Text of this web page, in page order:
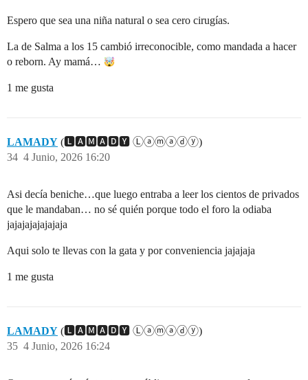
Espero que sea una niña natural o sea cero cirugías.
La de Salma a los 15 cambió irreconocible, como mandada a hacer
o reborn. Ay mamá…
1 me gusta
LAMADY (🅻🅰🅼🅰🅳🆈 Ⓛⓐⓜⓐⓓⓨ)
4 Junio, 2026 16:20
34
Asi decía beniche…que luego entraba a leer los cientos de privados
que le mandaban… no sé quién porque todo el foro la odiaba
jajajajajajajaja
Aqui solo te llevas con la gata y por conveniencia jajajaja
1 me gusta
LAMADY (🅻🅰🅼🅰🅳🆈 Ⓛⓐⓜⓐⓓⓨ)
4 Junio, 2026 16:24
35